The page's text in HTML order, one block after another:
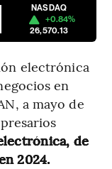
NASDAQ
+0.84%
26,570.13
electrónica
en
a mayo de
de
2024.